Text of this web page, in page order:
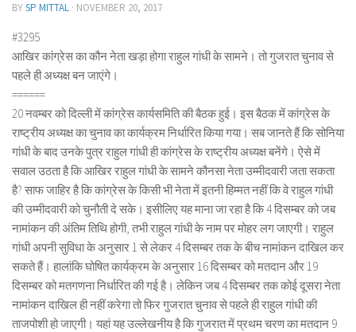
BYSP MITTAL · NOVEMBER 20, 2017
#3295
आखिर कांग्रेस का कौन नेता खड़ा होगा राहुल गांधी के सामने। तो गुजरात चुनाव से
पहले ही अध्यक्ष बन जाएंगे।
======
20 नवम्बर को दिल्ली में कांग्रेस कार्यसमिति की बैठक हुई। इस बैठक में कांग्रेस के
राष्ट्रीय अध्यक्ष का चुनाव का कार्यक्रम निर्धारित किया गया। सब जानते हैं कि सोनिया
गांधी के बाद उनके पुत्र राहुल गांधी ही कांग्रेस के राष्ट्रीय अध्यक्ष बनेंगे। ऐसे में
सवाल उठता है कि आखिर राहुल गांधी के सामने कौनसा नेता उम्मीदवारी जता सकता
है? साफ जाहिर है कि कांग्रेस के किसी भी नेता में इतनी हिम्मत नहीं कि वे राहुल गांधी
की उम्मीदवारी को चुनौती दे सके। इसीलिए यह माना जा रहा है कि 4 दिसम्बर को जब
नामांकन की अंतिम तिथि होगी, तभी राहुल गांधी के नाम पर मोहर लग जाएगी। राहुल
गांधी अपनी सुविधा के अनुसार 1 से लेकर 4 दिसम्बर तक के बीच नामांकन दाखिल कर
सकते हैं। हालांकि घोषित कार्यक्रम के अनुसार 16 दिसम्बर को मतदान और 19
दिसम्बर को मतगणना निर्धारित की गई है। लेकिन जब 4 दिसम्बर तक कोई दूसरा नेता
नामांकन दाखिल ही नहीं करेगा तो फिर गुजरात चुनाव से पहले ही राहुल गांधी की
ताजपोशी हो जाएगी। यहां यह उल्लेखनीय है कि गुजरात में प्रथम चरण का मतदान 9